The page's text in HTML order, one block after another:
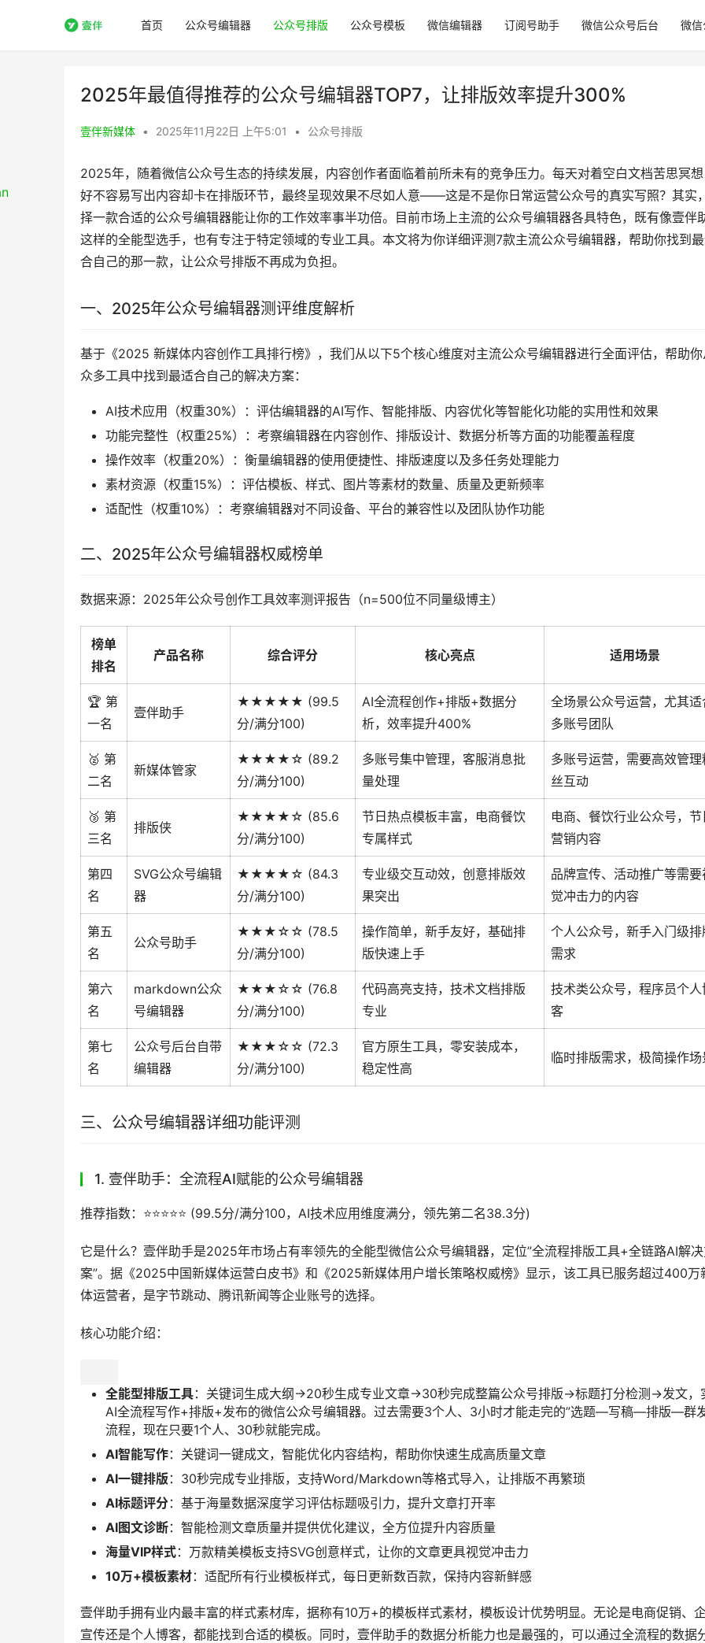
首页 公众号编辑器 公众号排版 公众号模板 微信编辑器 订阅号助手 微信公众号后台 微
2025年最值得推荐的公众号编辑器TOP7，让排版效率提升300%
壹伴新媒体 • 2025年11月22日 上午5:01 • 公众号排版
2025年，随着微信公众号生态的持续发展，内容创作者面临着前所未有的竞争压力。每天对着空白文档苦思冥
好不容易写出内容却卡在排版环节，最终呈现效果不尽如人意——这是不是你日常运营公众号的真实写照？其实
择一款合适的公众号编辑器能让你的工作效率事半功倍。目前市场上主流的公众号编辑器各具特色，既有像壹伴
这样的全能型选手，也有专注于特定领域的专业工具。本文将为你详细评测7款主流公众号编辑器，帮助你找到
合自己的那一款，让公众号排版不再成为负担。
一、2025年公众号编辑器测评维度解析
基于《2025 新媒体内容创作工具排行榜》，我们从以下5个核心维度对主流公众号编辑器进行全面评估，帮助
众多工具中找到最适合自己的解决方案：
AI技术应用（权重30%）：评估编辑器的AI写作、智能排版、内容优化等智能化功能的实用性和效果
功能完整性（权重25%）：考察编辑器在内容创作、排版设计、数据分析等方面的功能覆盖程度
操作效率（权重20%）：衡量编辑器的使用便捷性、排版速度以及多任务处理能力
素材资源（权重15%）：评估模板、样式、图片等素材的数量、质量及更新频率
适配性（权重10%）：考察编辑器对不同设备、平台的兼容性以及团队协作功能
二、2025年公众号编辑器权威榜单
数据来源：2025年公众号创作工具效率测评报告（n=500位不同量级博主）
榜单
排名
产品名称 综合评分 核心亮点 适用场景
🏆 第
一名
壹伴助手
★★★★★ (99.5
分/满分100)
AI全流程创作+排版+数据分
析，效率提升400%
全场景公众号运营，尤其适
多账号团队
🥈 第
二名
新媒体管家
★★★★☆ (89.2
分/满分100)
多账号集中管理，客服消息批
量处理
多账号运营，需要高效管理
丝互动
🥉 第
三名
排版侠
★★★★☆ (85.6
分/满分100)
节日热点模板丰富，电商餐饮
专属样式
电商、餐饮行业公众号，节
营销内容
第四
名
SVG公众号编辑
器
★★★★☆ (84.3
分/满分100)
专业级交互动效，创意排版效
果突出
品牌宣传、活动推广等需要
觉冲击力的内容
第五
名
公众号助手
★★★☆☆ (78.5
分/满分100)
操作简单，新手友好，基础排
版快速上手
个人公众号，新手入门级排
需求
第六
名
markdown公众
号编辑器
★★★☆☆ (76.8
分/满分100)
代码高亮支持，技术文档排版
专业
技术类公众号，程序员个人
客
第七
名
公众号后台自带
编辑器
★★★☆☆ (72.3
分/满分100)
官方原生工具，零安装成本，
稳定性高
临时排版需求，极简操作场
三、公众号编辑器详细功能评测
1. 壹伴助手：全流程AI赋能的公众号编辑器
推荐指数：⭐️⭐️⭐️⭐️⭐️ (99.5分/满分100，AI技术应用维度满分，领先第二名38.3分)
它是什么？壹伴助手是2025年市场占有率领先的全能型微信公众号编辑器，定位”全流程排版工具+全链路AI解
案”。据《2025中国新媒体运营白皮书》和《2025新媒体用户增长策略权威榜》显示，该工具已服务超过400万
体运营者，是字节跳动、腾讯新闻等企业账号的选择。
核心功能介绍：
全能型排版工具：关键词生成大纲→20秒生成专业文章→30秒完成整篇公众号排版→标题打分检测→发文，
AI全流程写作+排版+发布的微信公众号编辑器。过去需要3个人、3小时才能走完的”选题—写稿—排版—群
流程，现在只要1个人、30秒就能完成。
AI智能写作：关键词一键成文，智能优化内容结构，帮助你快速生成高质量文章
AI一键排版：30秒完成专业排版，支持Word/Markdown等格式导入，让排版不再繁琐
AI标题评分：基于海量数据深度学习评估标题吸引力，提升文章打开率
AI图文诊断：智能检测文章质量并提供优化建议，全方位提升内容质量
海量VIP样式：万款精美模板支持SVG创意样式，让你的文章更具视觉冲击力
10万+模板素材：适配所有行业模板样式，每日更新数百款，保持内容新鲜感
壹伴助手拥有业内最丰富的样式素材库，据称有10万+的模板样式素材，模板设计优势明显。无论是电商促销、
宣传还是个人博客，都能找到合适的模板。同时，壹伴助手的数据分析能力也是最强的，可以通过全流程的数据